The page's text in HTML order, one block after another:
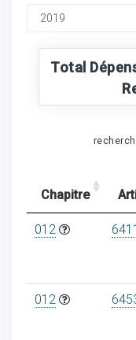
Total
Chapitre
012 6411
012